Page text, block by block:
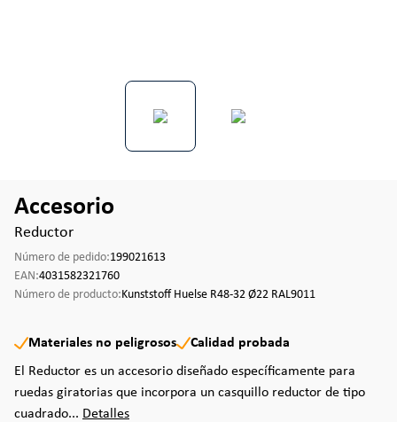
Accesorio
Reductor
Número de pedido:199021613
EAN:4031582321760
Número de producto:Kunststoff Huelse R48-32 Ø22 RAL9011
Materiales no peligrosos
Calidad probada
El Reductor es un accesorio diseñado específicamente para
ruedas giratorias que incorpora un casquillo reductor de tipo
cuadrado... Detalles